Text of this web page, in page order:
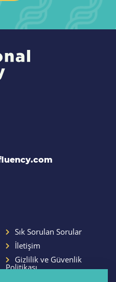
Sık Sorulan Sorular
İletişim
Gizlilik ve Güvenlik
Politikası